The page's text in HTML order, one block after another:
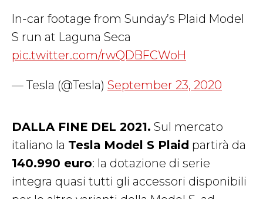
In-car footage from Sunday’s Plaid Model
S run at Laguna Seca
pic.twitter.com/rwQDBFCWoH
— Tesla (@Tesla) September 23, 2020
DALLA FINE DEL 2021. Sul mercato
italiano la Tesla Model S Plaid partirà da
140.990 euro: la dotazione di serie
integra quasi tutti gli accessori disponibili